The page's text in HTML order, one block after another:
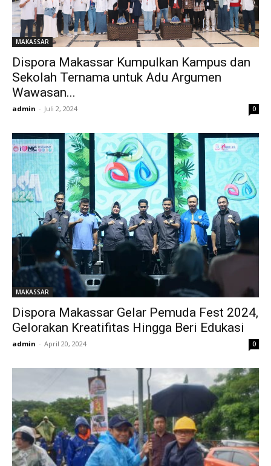
MAKASSAR
Dispora Makassar Kumpulkan Kampus dan
Sekolah Ternama untuk Adu Argumen
Wawasan...
admin - Juli 2, 2024 0
MAKASSAR
Dispora Makassar Gelar Pemuda Fest 2024,
Gelorakan Kreatifitas Hingga Beri Edukasi
admin - April 20, 2024 0